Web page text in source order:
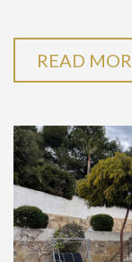
READ